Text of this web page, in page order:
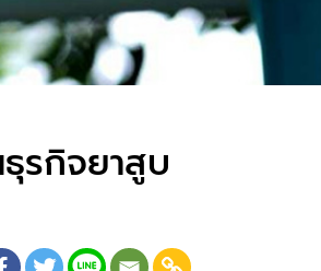
รกิจยาสูบ